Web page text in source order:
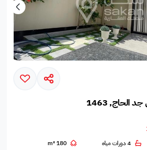
الحاج, 1463
4 دورات مياه 180 m²